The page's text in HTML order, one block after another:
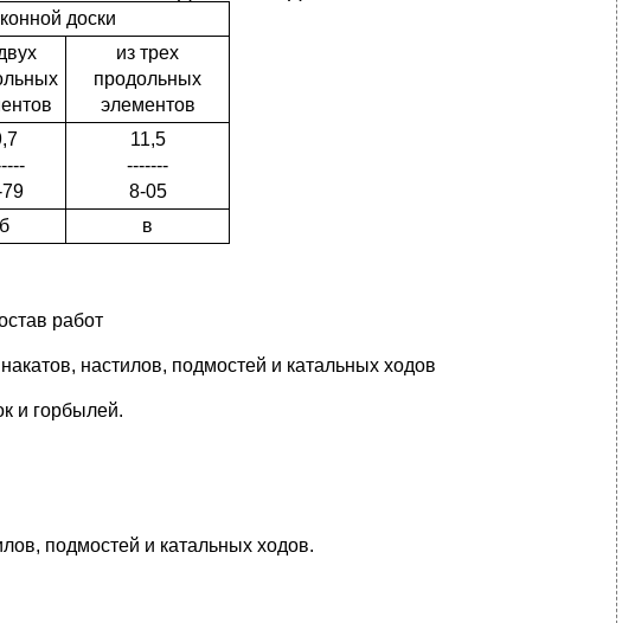
доски
из трех
продольных
элементов
11,5
-------
8-05
б в
работ
настилов, подмостей и катальных ходов
и горбылей.
подмостей и катальных ходов.